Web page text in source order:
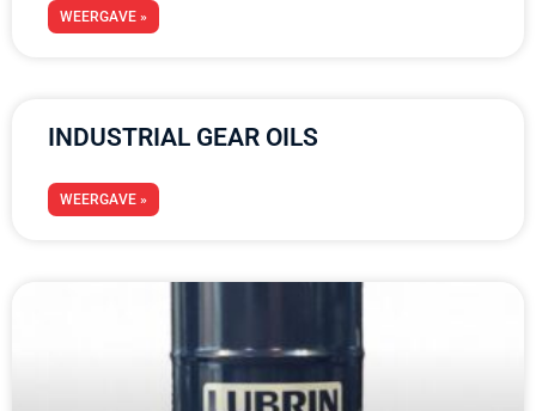
WEERGAVE »
INDUSTRIAL GEAR OILS
WEERGAVE »